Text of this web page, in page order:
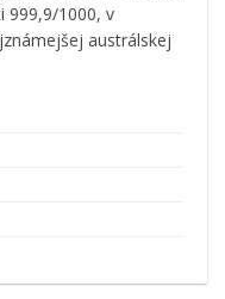
999,9/1000, v
austrálskej